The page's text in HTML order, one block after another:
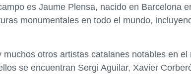
es Jaume Plensa, nacido en Barcelona
monumentales en todo el mundo,
otros artistas catalanes notables en el
se encuentran Sergi Aguilar, Xavier